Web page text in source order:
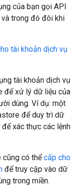
của bạn gọi API
trong đó đôi khi
tài khoản dịch vụ
tài khoản dịch vụ
để xử lý dữ liệu của
dùng. Ví dụ: một
để duy trì dữ
xác thực các lệnh
cũng có thểcấp cho
để truy cập vào dữ
trong miền.